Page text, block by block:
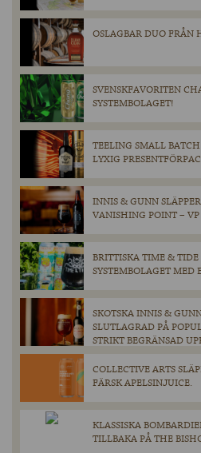
OSLAGBAR DUO FRÅN
SVENSKFAVORITEN
SYSTEMBOLAGET!
TEELING SMALL
LYXIG
INNIS & GUNN
VANISHING POINT –
BRITTISKA TIME &
SYSTEMBOLAGET MED
SKOTSKA INNIS &
SLUTLAGRAD PÅ
STRIKT BEGRÄNSAD
COLLECTIVE ARTS
FÄRSK APELSINJUICE.
KLASSISKA
TILLBAKA PÅ THE